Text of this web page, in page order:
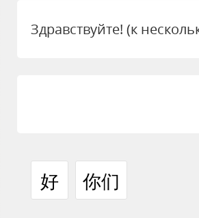
Здравствуйте! (к
好 你们